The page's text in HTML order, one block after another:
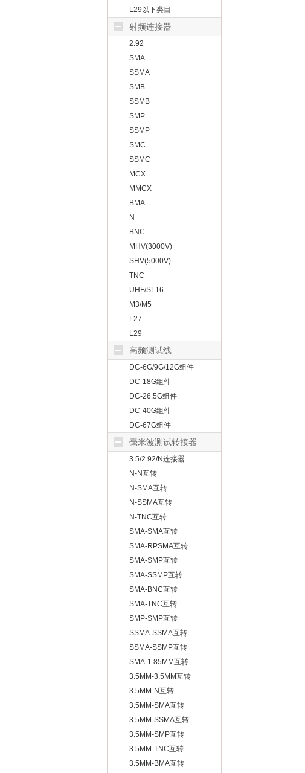
L29以下类目
射频连接器
2.92
SMA
SSMA
SMB
SSMB
SMP
SSMP
SMC
SSMC
MCX
MMCX
BMA
N
BNC
MHV(3000V)
SHV(5000V)
TNC
UHF/SL16
M3/M5
L27
L29
高频测试线
DC-6G/9G/12G组件
DC-18G组件
DC-26.5G组件
DC-40G组件
DC-67G组件
毫米波测试转接器
3.5/2.92/N连接器
N-N互转
N-SMA互转
N-SSMA互转
N-TNC互转
SMA-SMA互转
SMA-RPSMA互转
SMA-SMP互转
SMA-SSMP互转
SMA-BNC互转
SMA-TNC互转
SMP-SMP互转
SSMA-SSMA互转
SSMA-SSMP互转
SMA-1.85MM互转
3.5MM-3.5MM互转
3.5MM-N互转
3.5MM-SMA互转
3.5MM-SSMA互转
3.5MM-SMP互转
3.5MM-TNC互转
3.5MM-BMA互转